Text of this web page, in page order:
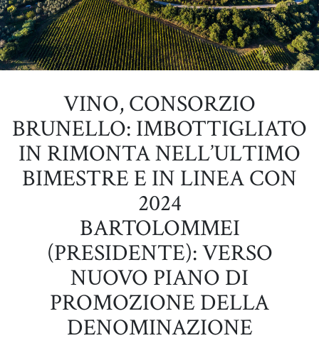
VINO, CONSORZIO
BRUNELLO: IMBOTTIGLIATO
IN RIMONTA NELL’ULTIMO
BIMESTRE E IN LINEA CON
2024
BARTOLOMMEI
(PRESIDENTE): VERSO
NUOVO PIANO DI
PROMOZIONE DELLA
DENOMINAZIONE